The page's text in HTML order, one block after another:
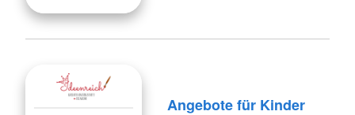
Angebote für Kinder